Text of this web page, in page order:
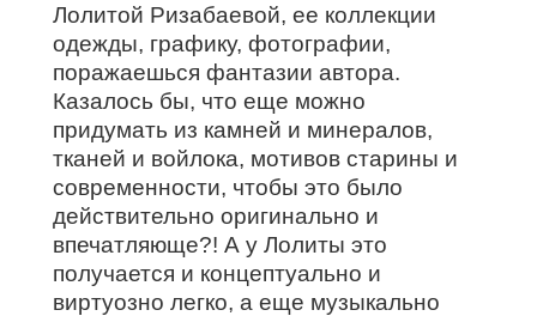
Лолитой Ризабаевой, ее коллекции
одежды, графику, фотографии,
поражаешься фантазии автора.
Казалось бы, что еще можно
придумать из камней и минералов,
тканей и войлока, мотивов старины и
современности, чтобы это было
действительно оригинально и
впечатляюще?! А у Лолиты это
получается и концептуально и
виртуозно легко, а еще музыкально